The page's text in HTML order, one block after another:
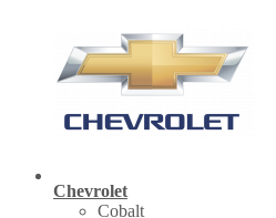
Chevrolet
Cobalt